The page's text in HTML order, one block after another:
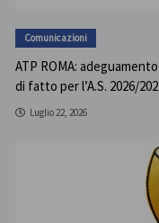
Comunicazioni
ATP ROMA:
di fatto per l’A.S. 2026/
Luglio 22, 2026